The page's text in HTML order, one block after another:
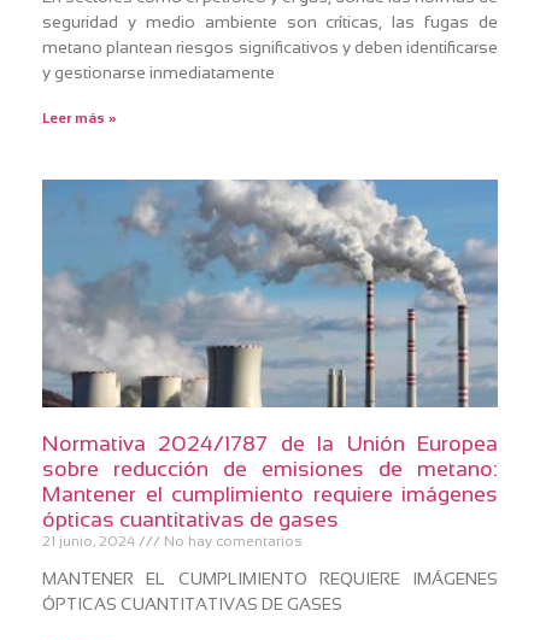
seguridad y medio ambiente son críticas, las fugas de
metano plantean riesgos significativos y deben identificarse
y gestionarse inmediatamente
Leer más »
Normativa 2024/1787 de la Unión Europea
sobre reducción de emisiones de metano:
Mantener el cumplimiento requiere imágenes
ópticas cuantitativas de gases
21 junio, 2024 No hay comentarios
MANTENER EL CUMPLIMIENTO REQUIERE IMÁGENES
ÓPTICAS CUANTITATIVAS DE GASES